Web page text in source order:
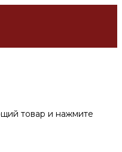
товар и нажмите